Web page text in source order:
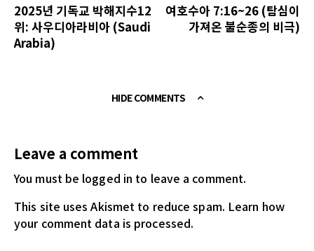
2025년 기독교 박해지수12
위: 사우디아라비아 (Saudi
Arabia)
여호수아 7:16~26 (탐심이
가져온 불순종의 비극)
HIDE COMMENTS
Leave a comment
You must be logged in to leave a comment.
This site uses Akismet to reduce spam. Learn how
your comment data is processed.